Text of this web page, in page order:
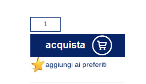
aggiungi ai preferiti